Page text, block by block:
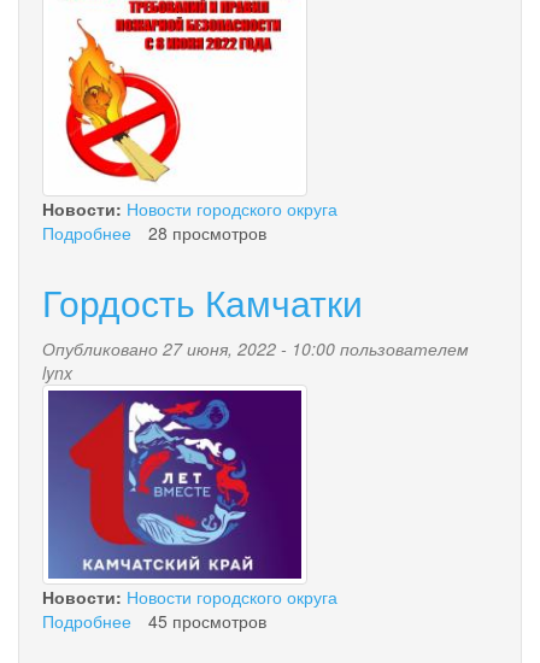
Новости: Новости городского округа
Подробнее
нарушение
пожарной
в
лесу
28 просмотров
Гордость Камчатки
Опубликовано 27 июня, 2022 - 10:00 пользователем
lynx
15_let.jpg
Новости: Новости городского округа
Подробнее
45 просмотров